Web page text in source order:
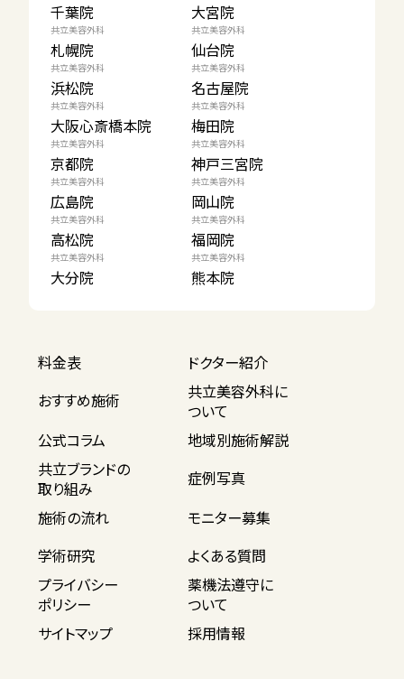
千葉院 大宮院
共立美容外科
札幌院
共立美容外科
仙台院
共立美容外科
浜松院
共立美容外科
名古屋院
共立美容外科
大阪心斎橋本院
共立美容外科
梅田院
共立美容外科
京都院
共立美容外科
神戸三宮院
共立美容外科
広島院
共立美容外科
岡山院
共立美容外科
高松院
共立美容外科
福岡院
共立美容外科
大分院
共立美容外科
熊本院
料金表
ドクター紹介
おすすめ施術
共立美容外科に
ついて
公式コラム
地域別施術解説
共立ブランドの
取り組み
症例写真
施術の流れ
モニター募集
学術研究
よくある質問
プライバシー
ポリシー
薬機法遵守に
ついて
サイトマップ
採用情報